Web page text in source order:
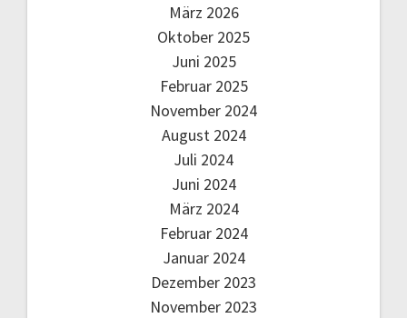
März 2026
Oktober 2025
Juni 2025
Februar 2025
November 2024
August 2024
Juli 2024
Juni 2024
März 2024
Februar 2024
Januar 2024
Dezember 2023
November 2023